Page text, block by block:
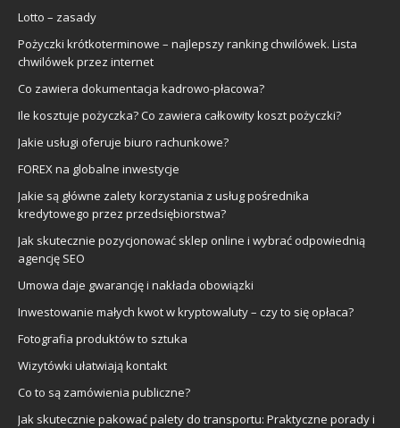
Lotto – zasady
Pożyczki krótkoterminowe – najlepszy ranking chwilówek. Lista
chwilówek przez internet
Co zawiera dokumentacja kadrowo-płacowa?
Ile kosztuje pożyczka? Co zawiera całkowity koszt pożyczki?
Jakie usługi oferuje biuro rachunkowe?
FOREX na globalne inwestycje
Jakie są główne zalety korzystania z usług pośrednika
kredytowego przez przedsiębiorstwa?
Jak skutecznie pozycjonować sklep online i wybrać odpowiednią
agencję SEO
Umowa daje gwarancję i nakłada obowiązki
Inwestowanie małych kwot w kryptowaluty – czy to się opłaca?
Fotografia produktów to sztuka
Wizytówki ułatwiają kontakt
Co to są zamówienia publiczne?
Jak skutecznie pakować palety do transportu: Praktyczne porady i